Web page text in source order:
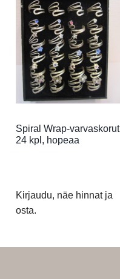
Spiral Wrap-varvaskorut
24 kpl, hopeaa
Kirjaudu, näe hinnat ja
osta.